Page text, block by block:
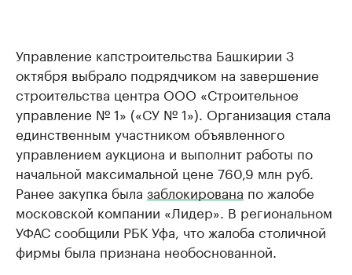
Управление капстроительства Башкирии 3
октября выбрало подрядчиком на завершение
строительства центра ООО «Строительное
управление № 1» («СУ № 1»). Организация стала
единственным участником объявленного
управлением аукциона и выполнит работы по
начальной максимальной цене 760,9 млн руб.
Ранее закупка была заблокирована по жалобе
московской компании «Лидер». В региональном
УФАС сообщили РБК Уфа, что жалоба столичной
фирмы была признана необоснованной.